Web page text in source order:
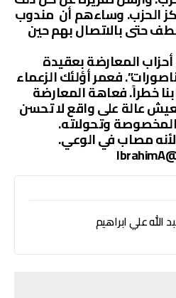
الحزب. وساءهم أن مندوب
حتى بالاتصال بهم حين
المعارضة بعقيدة
فعمر أؤلئك الزعماء
خطراً. فعاهة المعارضة
عالة على واقع لا تحسن
المخصوصة وتحولاته.
مصاب في الوعي.
الله علي ابراهيم